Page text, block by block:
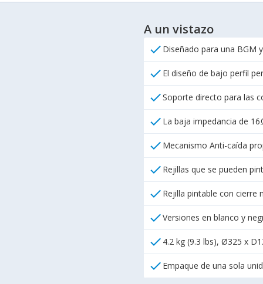
A un vistazo
check Diseñado para una BGM
check El diseño de bajo perfil
checkSoporte directo para las
check La baja impedancia de
check Mecanismo Anti-caída
check Rejillas que se pueden
check Rejilla pintable con cierre
checkVersiones en blanco y
check 4.2 kg (9.3 lbs), Ø325 x
check Empaque de una sola